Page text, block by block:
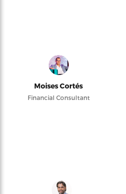
Moises Cortés
Financial Consultant